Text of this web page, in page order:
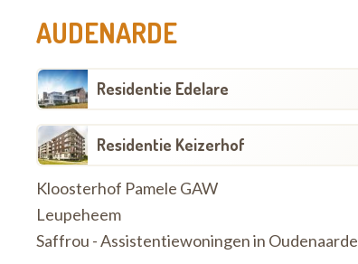
AUDENARDE
Residentie Edelare
Residentie Keizerhof
Kloosterhof Pamele GAW
Leupeheem
Saffrou - Assistentiewoningen in Oudenaarde